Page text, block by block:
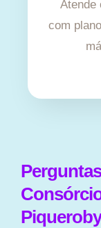
Atende
com